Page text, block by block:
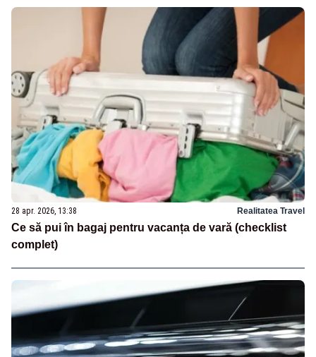
28 apr. 2026, 13:38 Realitatea Travel
Ce să pui în bagaj pentru vacanța de vară (checklist
complet)